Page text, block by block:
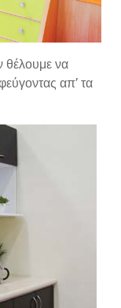
θέλουμε να
απ’ τα